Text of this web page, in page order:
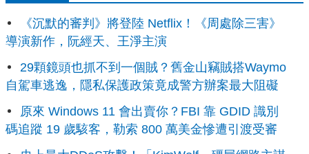
《沉默的審判》將登陸 Netflix！《周處除三害》
導演新作，阮經天、王淨主演
29顆鏡頭也抓不到一個賊？舊金山竊賊搭Waymo
自駕車逃逸，隱私保護政策竟成警方辦案最大阻礙
原來 Windows 11 會出賣你？FBI 靠 GDID 識別
碼追蹤 19 歲駭客，勒索 800 萬美金慘遭引渡受審